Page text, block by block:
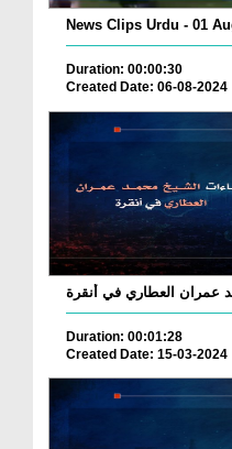
News Clips Urdu - 01
Duration: 00:00:30
Created Date: 06-08-2024
عمران العطاري في أنقرة
Duration: 00:01:28
Created Date: 15-03-2024